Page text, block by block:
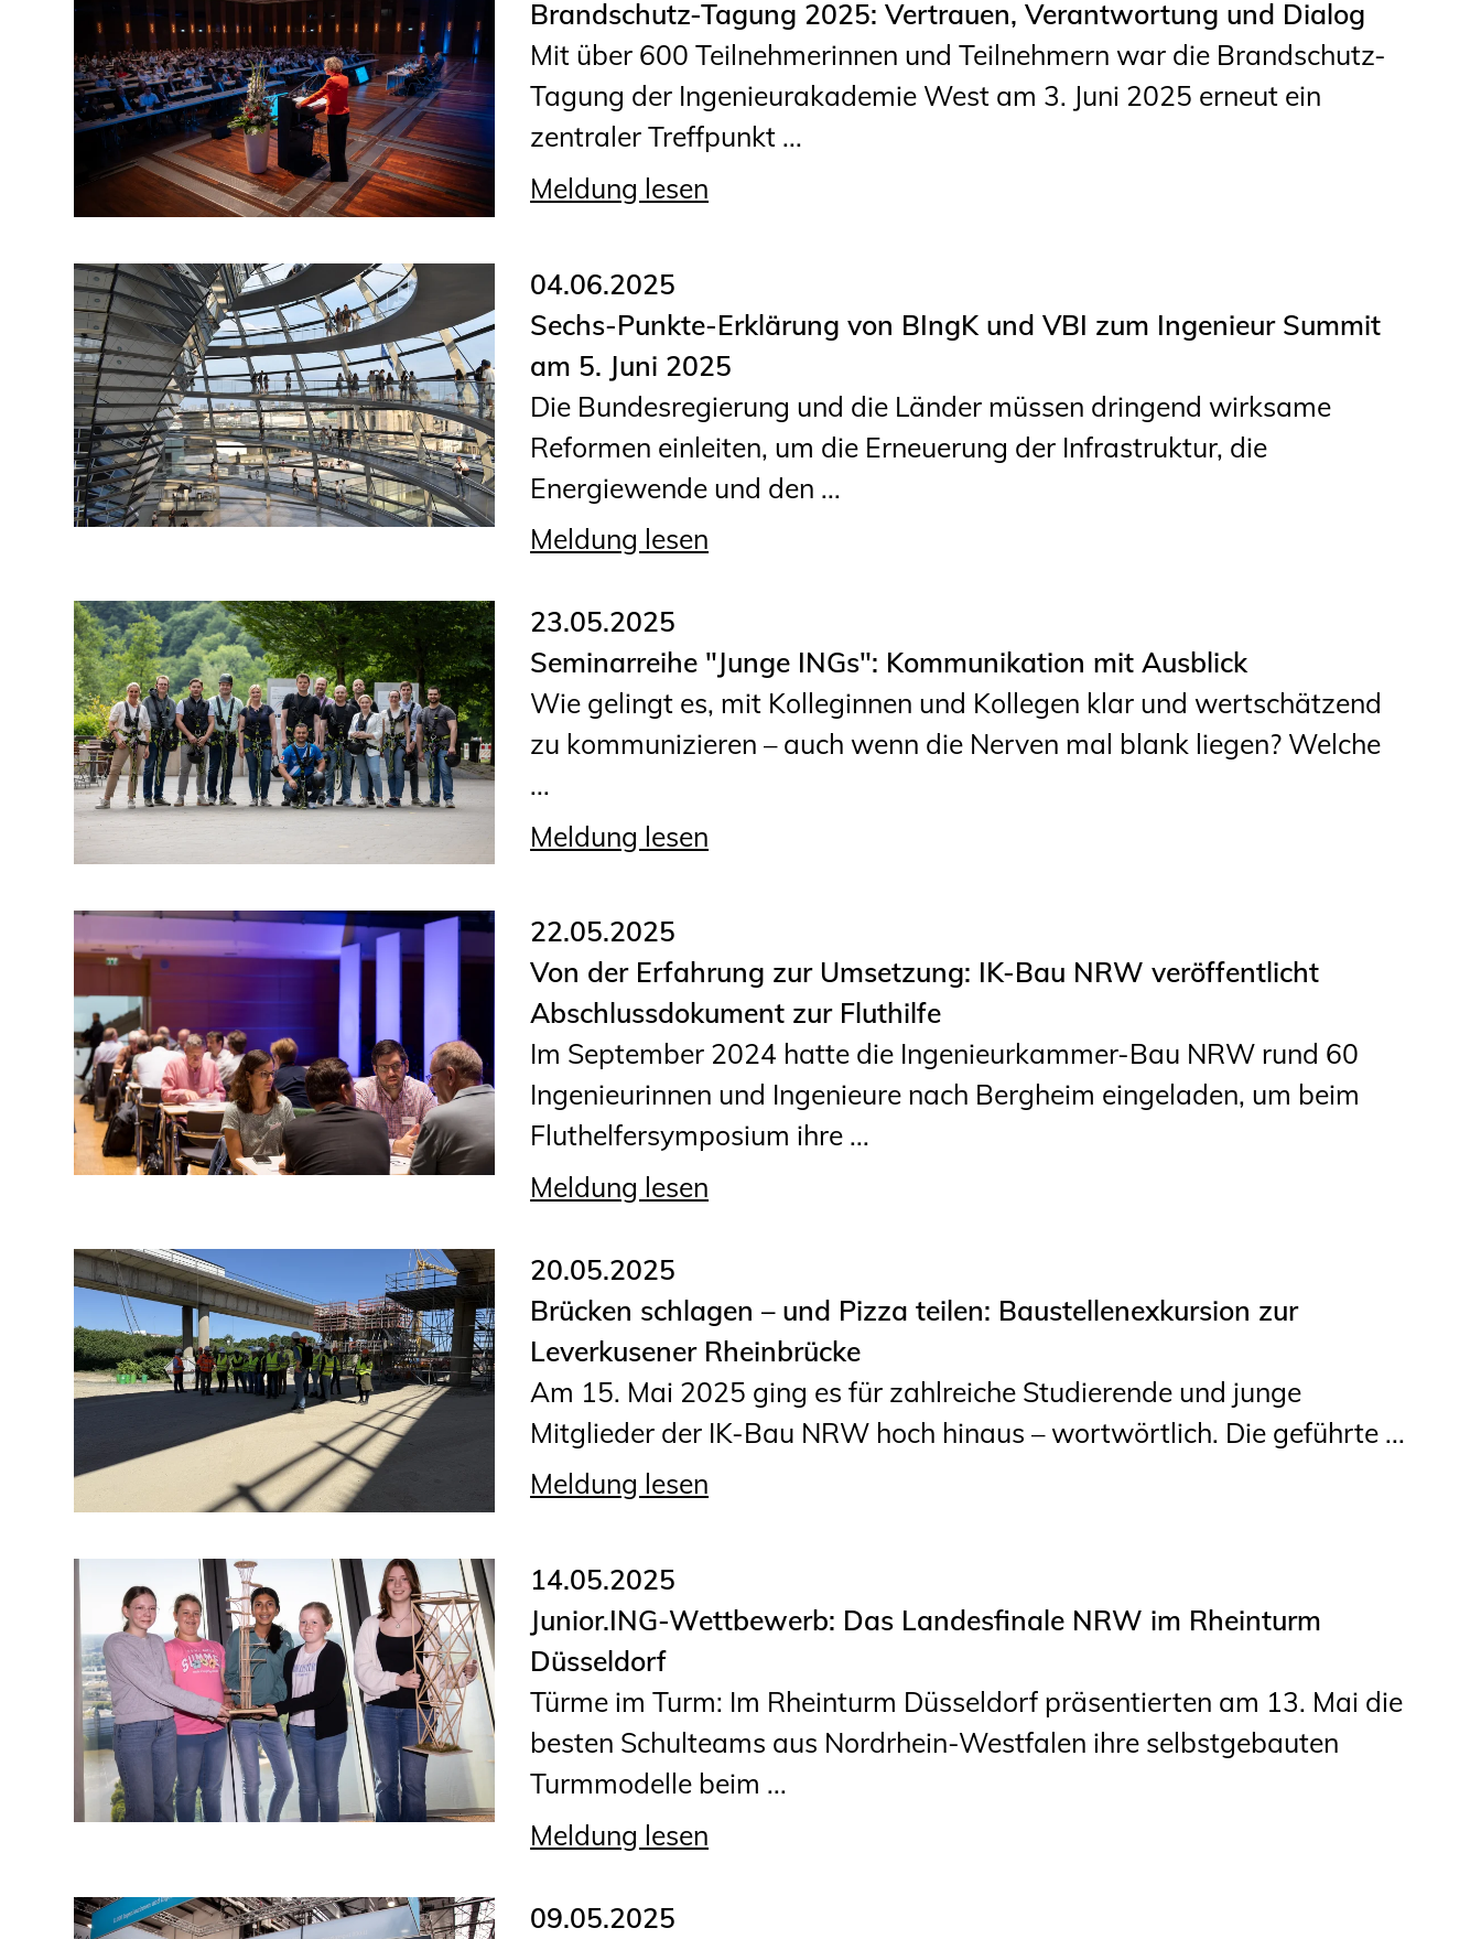
Geschäftsstelle
Mitgliedschaft
Veranstaltungsformate
Unsere Publikationen
Informationen für
Anträge, Anzeigen, Formulare
Fortbildung/Seminare
Informationen für
Ingenieurinnen und Ingenieure
Recht
Planungswettbewerbe
Publikationen
Stellenbörse
Staatlich anerkannte
Sachverständige
Öffentlich bestellte und
Prüfsachverständige
Bauvorlageberechtigte
Sachkundige für Zustands- und
Funktionsprüfung privater
Abwasserleitungen
Vereinbarungen mit
Ingenieurkammern
Büronachfolge
Informationen für
Schülerinnen, Schüler
und Studierende
Studierenden Praxis-
Wissenswertes für
Studierende
Presse
Kontakt und Anfahrt
Brandschutz-Tagung 2025: Vertrauen, Verantwortung und Dialog
Mit über 600 Teilnehmerinnen und Teilnehmern war die Brandschutz-
Tagung der Ingenieurakademie West am 3. Juni 2025 erneut ein
zentraler Treffpunkt ...
Meldung lesen
04.06.2025
Sechs-Punkte-Erklärung von BIngK und VBI zum Ingenieur Summit
am 5. Juni 2025
Die Bundesregierung und die Länder müssen dringend wirksame
Reformen einleiten, um die Erneuerung der Infrastruktur, die
Energiewende und den ...
Meldung lesen
23.05.2025
Seminarreihe "Junge INGs": Kommunikation mit Ausblick
Wie gelingt es, mit Kolleginnen und Kollegen klar und wertschätzend
zu kommunizieren – auch wenn die Nerven mal blank liegen? Welche
...
Meldung lesen
22.05.2025
Von der Erfahrung zur Umsetzung: IK-Bau NRW veröffentlicht
Abschlussdokument zur Fluthilfe
Im September 2024 hatte die Ingenieurkammer-Bau NRW rund 60
Ingenieurinnen und Ingenieure nach Bergheim eingeladen, um beim
Fluthelfersymposium ihre ...
Meldung lesen
20.05.2025
Brücken schlagen – und Pizza teilen: Baustellenexkursion zur
Leverkusener Rheinbrücke
Am 15. Mai 2025 ging es für zahlreiche Studierende und junge
Mitglieder der IK-Bau NRW hoch hinaus – wortwörtlich. Die geführte ...
Meldung lesen
14.05.2025
Junior.ING-Wettbewerb: Das Landesfinale NRW im Rheinturm
Düsseldorf
Türme im Turm: Im Rheinturm Düsseldorf präsentierten am 13. Mai die
besten Schulteams aus Nordrhein-Westfalen ihre selbstgebauten
Turmmodelle beim ...
Meldung lesen
09.05.2025